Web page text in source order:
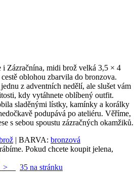
i Zázračnína, midi brož velká 3,5 × 4
oblohou zbarvila do bronzova.
z adventních nedělí, ale slušet vám
kdy vytáhnete oblíbený outfit.
sladěnými lístky, kamínky a korálky
podupává po ateliéru. Věříme,
s sebou spoustu zázračných okamžiků.
| BARVA: bronzová
Pokud chcete koupit jelena,
> 35 na stránku